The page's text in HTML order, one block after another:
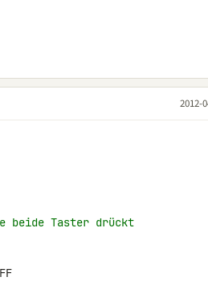
2012-
beide Taster drückt